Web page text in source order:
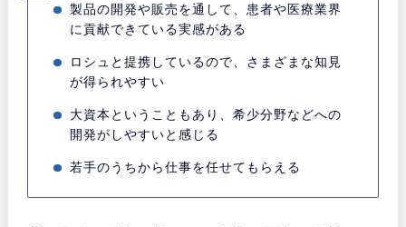
製品の開発や販売を通して、患者や医療業界
に貢献できている実感がある
ロシュと提携しているので、さまざまな知見
が得られやすい
大資本ということもあり、希少分野などへの
開発がしやすいと感じる
若手のうちから仕事を任せてもらえる